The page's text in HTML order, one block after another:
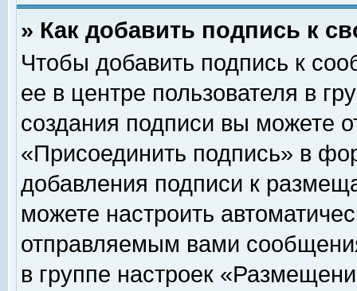
» Как добавить подпись к
Чтобы добавить подпись к
ее в центре пользователя в
создания подписи вы можете
«Присоединить подпись» в
добавления подписи к
можете настроить
отправляемым вами
в группе настроек